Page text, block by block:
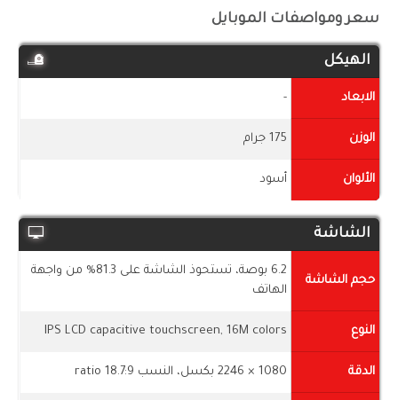
سعر ومواصفات الموبايل
الهيكل
الابعاد -
الوزن 175 جرام
الألوان أسود
الشاشة
حجم الشاشة
6.2 بوصة، تستحوذ الشاشة على 81.3% من واجهة
الهاتف
النوع IPS LCD capacitive touchscreen, 16M colors
الدقة 1080 × 2246 بكسل، النسب 18.7:9 ratio